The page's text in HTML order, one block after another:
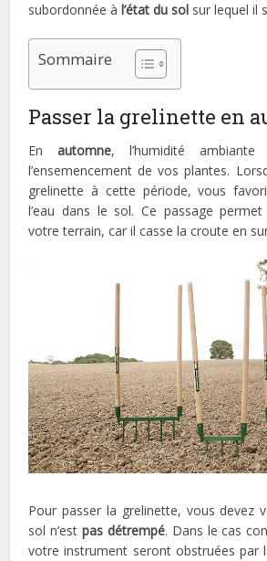
subordonnée àl’état du sol sur lequel il
Sommaire
Passer la grelinette en
Enautomne, l’humidité
l’ensemencement de vos plantes.
grelinette à cette période, vous
l’eau dans le sol. Ce passage permet
votre terrain, car il casse la croute en
Pour passer la grelinette, vous devez
sol n’est pas détrempé. Dans le cas
votre instrument seront obstruées par